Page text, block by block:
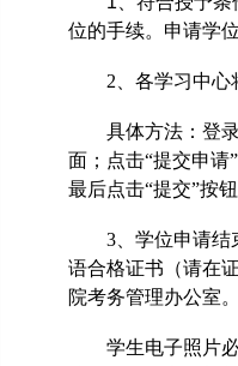
位的手续。申请学
2 、各学习中
具体方法：登
面；点击“提交申
最后点击“提交”按
3 、学位申请
语合格证书（请在
院考务管理办公室
学生电子照片